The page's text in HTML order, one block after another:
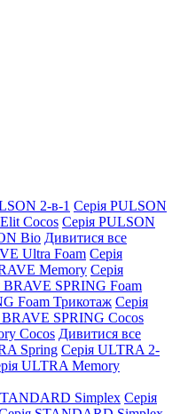
2-в-1 Серія PULSON
Cocos Серія PULSON
Bio Дивитися все
Ultra Foam Серія
Memory Серія
BRAVE SPRING Foam
Foam Трикотаж Серія
BRAVE SPRING Cocos
Cocos Дивитися все
Spring Серія ULTRA 2-
ULTRA Memory
Simplex Серія